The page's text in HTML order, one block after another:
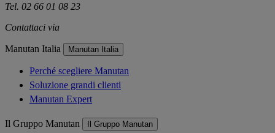
Tel. 02 66 01 08 23
Contattaci via
Manutan Italia Manutan Italia
Perché scegliere Manutan
Soluzione grandi clienti
Manutan Expert
Il Gruppo Manutan Il Gruppo Manutan